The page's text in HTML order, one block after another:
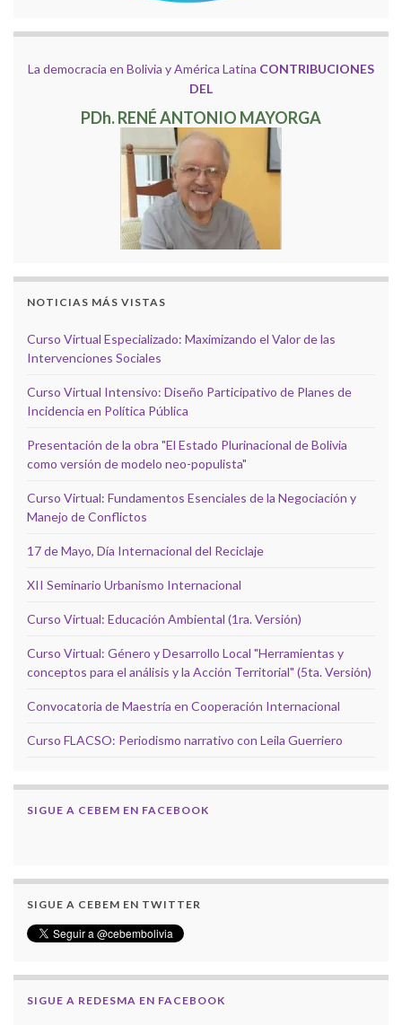
La democracia en Bolivia y América Latina CONTRIBUCIONES
DEL
PDh. RENÉ ANTONIO MAYORGA
NOTICIAS MÁS VISTAS
Curso Virtual Especializado: Maximizando el Valor de las
Intervenciones Sociales
Curso Virtual Intensivo: Diseño Participativo de Planes de
Incidencia en Política Pública
Presentación de la obra "El Estado Plurinacional de Bolivia
como versión de modelo neo-populista"
Curso Virtual: Fundamentos Esenciales de la Negociación y
Manejo de Conflictos
17 de Mayo, Día Internacional del Reciclaje
XII Seminario Urbanismo Internacional
Curso Virtual: Educación Ambiental (1ra. Versión)
Curso Virtual: Género y Desarrollo Local "Herramientas y
conceptos para el análisis y la Acción Territorial" (5ta. Versión)
Convocatoria de Maestría en Cooperación Internacional
Curso FLACSO: Periodismo narrativo con Leila Guerriero
SIGUE A CEBEM EN FACEBOOK
SIGUE A CEBEM EN TWITTER
SIGUE A REDESMA EN FACEBOOK